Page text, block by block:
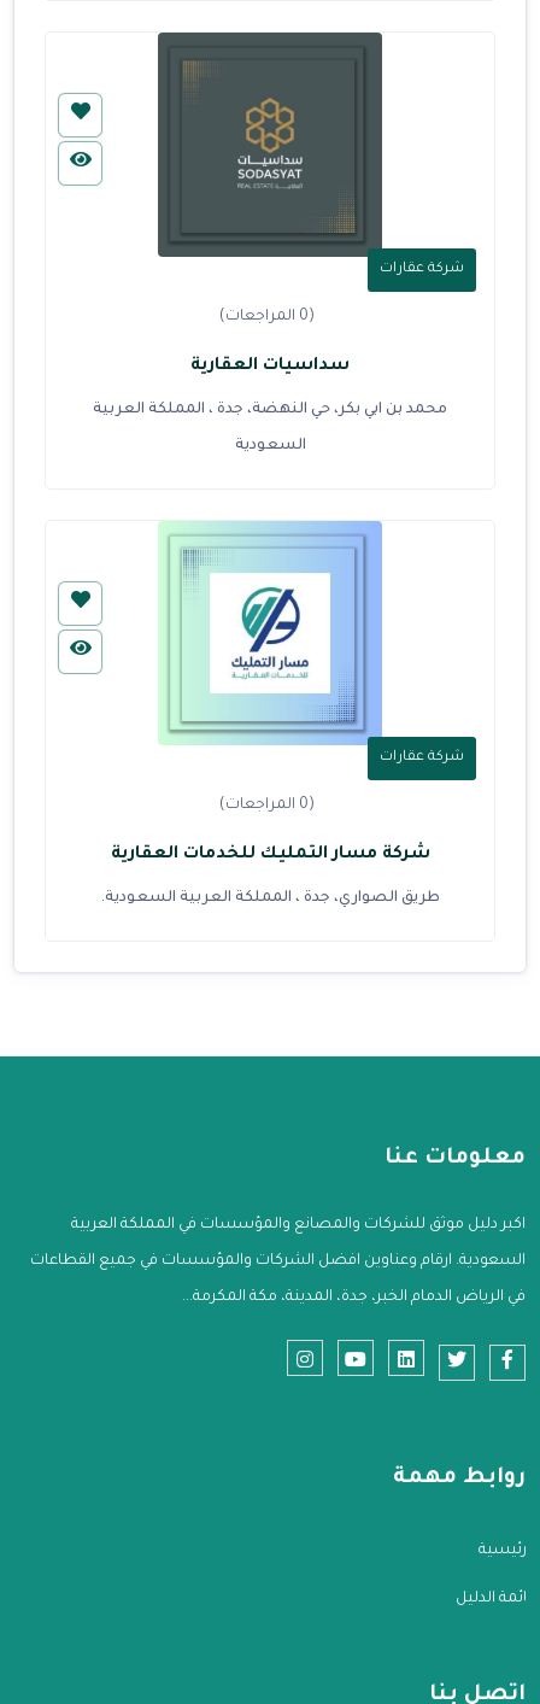
شركة عقارات
(0 المراجعات)
سداسيات العقارية
محمد بن ابي بكر، حي النهضة، جدة ، المملكة العربية
السعودية
شركة عقارات
(0 المراجعات)
شركة مسار التمليك للخدمات العقارية
طريق الصواري، جدة ، المملكة العربية السعودية.
معلومات عنا
اكبر دليل موثق للشركات والمصانع والمؤسسات في المملكة العربية
السعودية. ارقام وعناوين افضل الشركات والمؤسسات في جميع القطاعات
في الرياض الدمام الخبر، جدة، المدينة، مكة المكرمة...
روابط مهمة
الرئيسية
قائمة الدليل
اتصل بنا